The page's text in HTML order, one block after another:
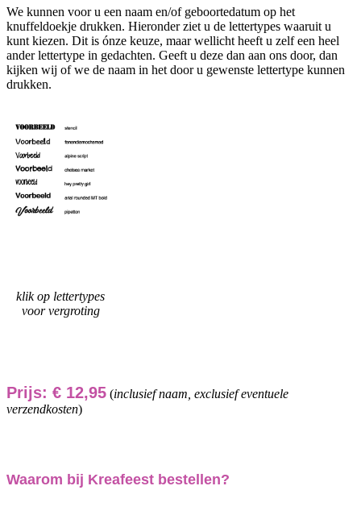
We kunnen voor u een naam en/of geboortedatum op het
knuffeldoekje drukken. Hieronder ziet u de lettertypes waaruit u
kunt kiezen. Dit is ónze keuze, maar wellicht heeft u zelf een heel
ander lettertype in gedachten. Geeft u deze dan aan ons door, dan
kijken wij of we de naam in het door u gewenste lettertype kunnen
drukken.
klik op lettertypes
voor vergroting
Prijs: € 12,95 (inclusief naam, exclusief eventuele
verzendkosten)
Waarom bij Kreafeest bestellen?